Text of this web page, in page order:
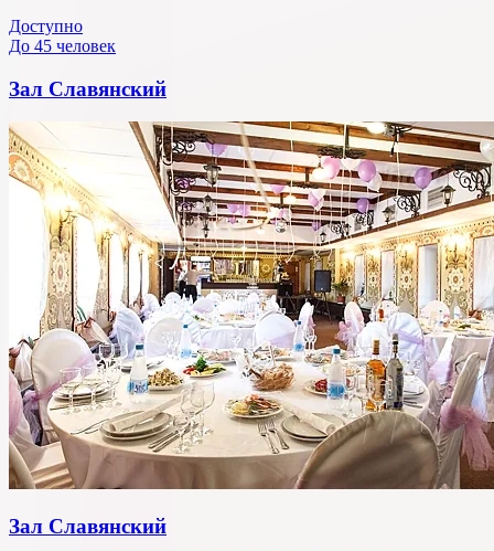
Доступно
До 45 человек
Зал Славянский
Зал Славянский